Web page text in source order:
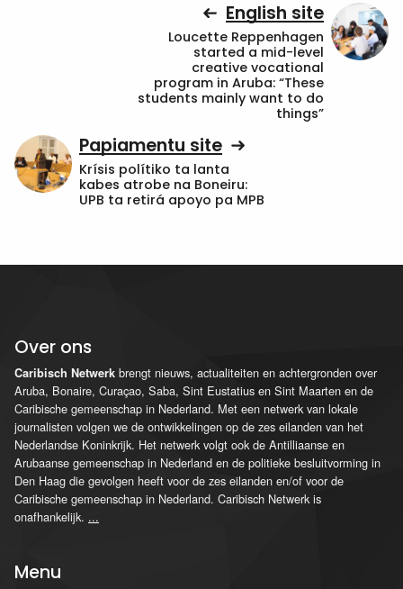
English site
Loucette Reppenhagen
started a mid-level
creative vocational
program in Aruba: “These
students mainly want to do
things”
Papiamentu site
Krísis polítiko ta lanta
kabes atrobe na Boneiru:
UPB ta retirá apoyo pa MPB
Over ons
Caribisch Netwerk brengt nieuws, actualiteiten en achtergronden over
Aruba, Bonaire, Curaçao, Saba, Sint Eustatius en Sint Maarten en de
Caribische gemeenschap in Nederland. Met een netwerk van lokale
journalisten volgen we de ontwikkelingen op de zes eilanden van het
Nederlandse Koninkrijk. Het netwerk volgt ook de Antilliaanse en
Arubaanse gemeenschap in Nederland en de politieke besluitvorming in
Den Haag die gevolgen heeft voor de zes eilanden en/of voor de
Caribische gemeenschap in Nederland. Caribisch Netwerk is
onafhankelijk. ...
Menu